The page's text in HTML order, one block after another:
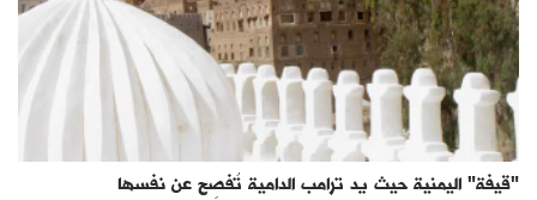
"قيفة" اليمنية حيث يد ترامب الدامية تُفصِح عن نفسها